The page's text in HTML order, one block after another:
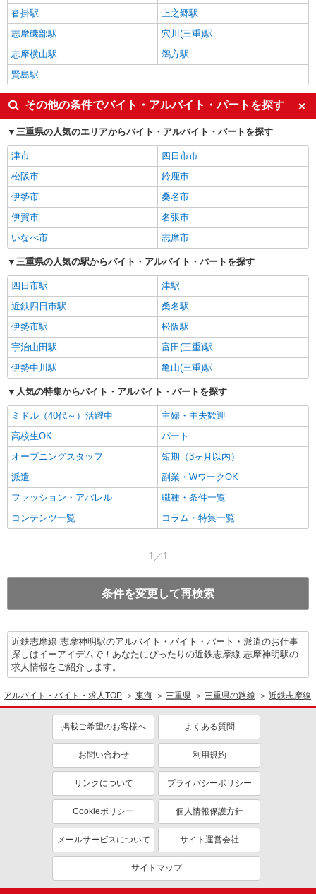
沓掛駅
上之郷駅
志摩磯部駅
穴川(三重)駅
志摩横山駅
鵜方駅
賢島駅
その他の条件でバイト・アルバイト・パートを探す
三重県の人気のエリアからバイト・アルバイト・パートを探す
津市
四日市市
松阪市
鈴鹿市
伊勢市
桑名市
伊賀市
名張市
いなべ市
志摩市
三重県の人気の駅からバイト・アルバイト・パートを探す
四日市駅
津駅
近鉄四日市駅
桑名駅
伊勢市駅
松阪駅
宇治山田駅
富田(三重)駅
伊勢中川駅
亀山(三重)駅
人気の特集からバイト・アルバイト・パートを探す
ミドル（40代～）活躍中
主婦・主夫歓迎
高校生OK
パート
オープニングスタッフ
短期（3ヶ月以内）
派遣
副業・WワークOK
ファッション・アパレル
職種・条件一覧
コンテンツ一覧
コラム・特集一覧
1／1
条件を変更して再検索
近鉄志摩線 志摩神明駅のアルバイト・バイト・パート・派遣のお仕事
探しはイーアイデムで！あなたにぴったりの近鉄志摩線 志摩神明駅の
求人情報をご紹介します。
アルバイト・バイト・求人TOP 東海 三重県 三重県の路線 近鉄志摩線
掲載ご希望のお客様へ よくある質問
お問い合わせ 利用規約
リンクについて プライバシーポリシー
Cookieポリシー 個人情報保護方針
メールサービスについて サイト運営会社
サイトマップ